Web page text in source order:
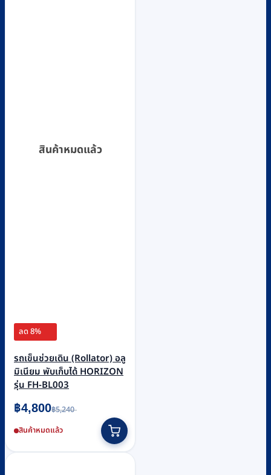
สินค้าหมดแล้ว
ลด 8%
รถเข็นช่วยเดิน (Rollator) อลู
มิเนียม พับเก็บได้ HORIZON
รุ่น FH-BL003
฿5,240
Original
price
was:
฿5,240.
฿4,800
Current
price
is:
฿4,800.
สินค้าหมดแล้ว